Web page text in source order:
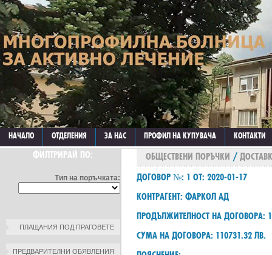
НАЧАЛО ОТДЕЛЕНИЯ ЗА НАС ПРОФИЛ НА КУПУВАЧА КОНТАКТИ
ФИЛТРИРАЙ ПО:
Тип на поръчката:
ПЛАЩАНИЯ ПОД ПРАГОВЕТЕ
ПРЕДВАРИТЕЛНИ ОБЯВЛЕНИЯ
ОБЩЕСТВЕНИ ПОРЪЧКИ /
ДОГОВОР №: 1 ОТ: 2020-01-17
КОНТРАГЕНТ: ФАРКОЛ АД
ПРОДЪЛЖИТЕЛНОСТ НА ДОГОВОРА:
СУМА НА ДОГОВОРА: 110731.32 ЛВ.